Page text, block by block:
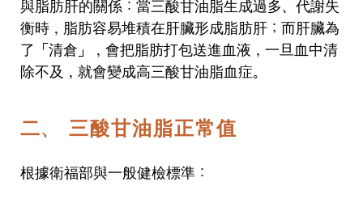
與脂肪肝的關係：當三酸甘油脂生成過多、代謝失
衡時，脂肪容易堆積在肝臟形成脂肪肝；而肝臟為
了「清倉」，會把脂肪打包送進血液，一旦血中清
除不及，就會變成高三酸甘油脂血症。
二、 三酸甘油脂正常值
根據衛福部與一般健檢標準：